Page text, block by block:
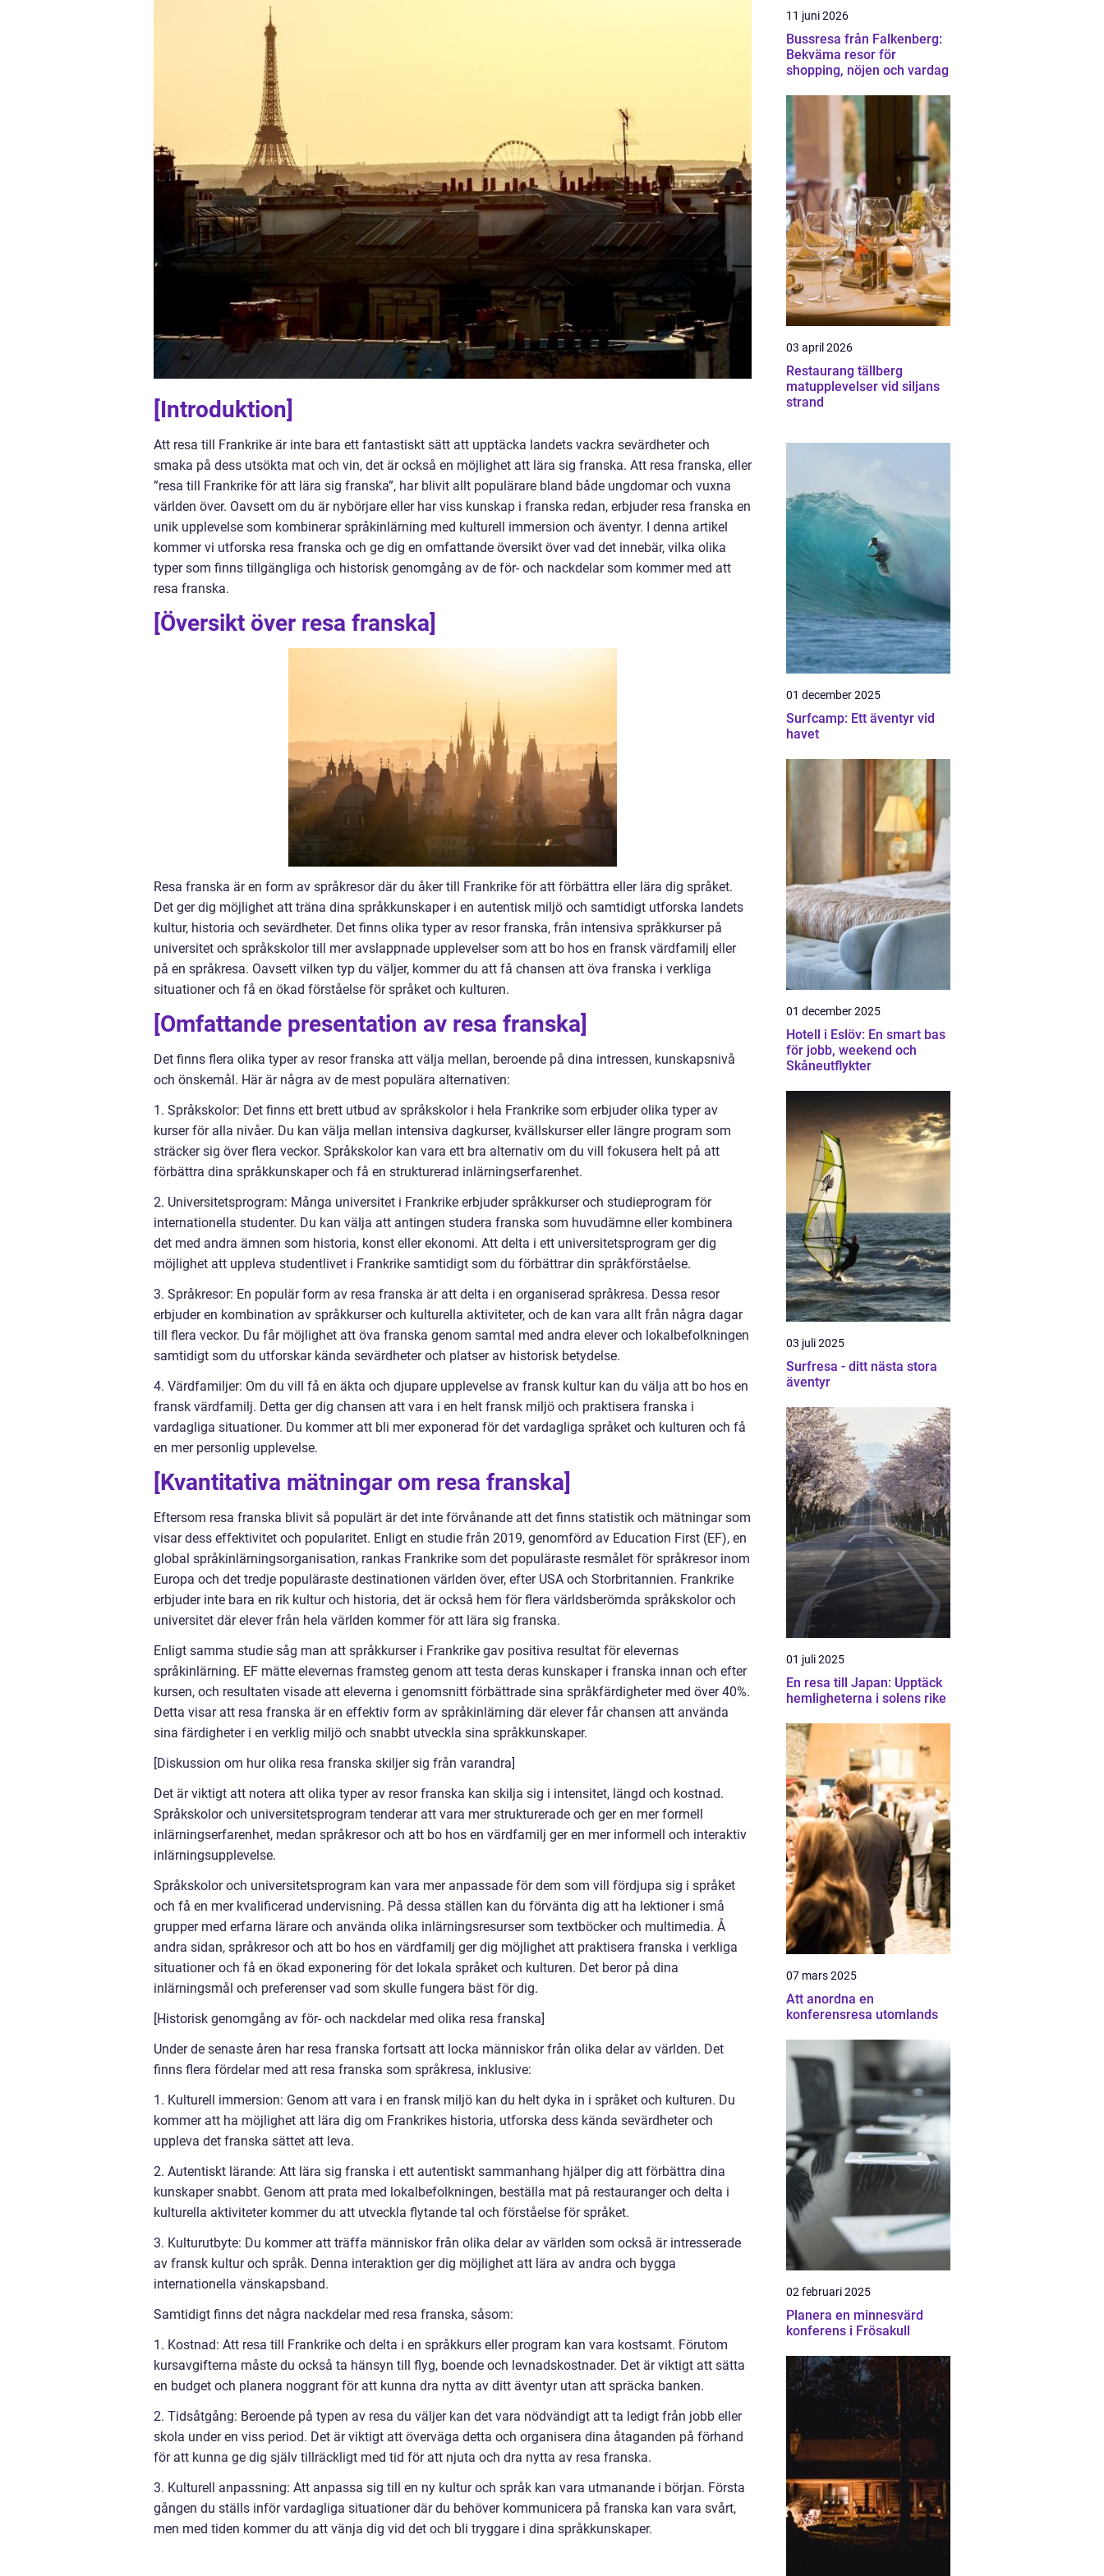
[Introduktion]
Att resa till Frankrike är inte bara ett fantastiskt sätt att upptäcka landets vackra sevärdheter och
smaka på dess utsökta mat och vin, det är också en möjlighet att lära sig franska. Att resa franska, eller
”resa till Frankrike för att lära sig franska”, har blivit allt populärare bland både ungdomar och vuxna
världen över. Oavsett om du är nybörjare eller har viss kunskap i franska redan, erbjuder resa franska en
unik upplevelse som kombinerar språkinlärning med kulturell immersion och äventyr. I denna artikel
kommer vi utforska resa franska och ge dig en omfattande översikt över vad det innebär, vilka olika
typer som finns tillgängliga och historisk genomgång av de för- och nackdelar som kommer med att
resa franska.
[Översikt över resa franska]
Resa franska är en form av språkresor där du åker till Frankrike för att förbättra eller lära dig språket.
Det ger dig möjlighet att träna dina språkkunskaper i en autentisk miljö och samtidigt utforska landets
kultur, historia och sevärdheter. Det finns olika typer av resor franska, från intensiva språkkurser på
universitet och språkskolor till mer avslappnade upplevelser som att bo hos en fransk värdfamilj eller
på en språkresa. Oavsett vilken typ du väljer, kommer du att få chansen att öva franska i verkliga
situationer och få en ökad förståelse för språket och kulturen.
[Omfattande presentation av resa franska]
Det finns flera olika typer av resor franska att välja mellan, beroende på dina intressen, kunskapsnivå
och önskemål. Här är några av de mest populära alternativen:
1. Språkskolor: Det finns ett brett utbud av språkskolor i hela Frankrike som erbjuder olika typer av
kurser för alla nivåer. Du kan välja mellan intensiva dagkurser, kvällskurser eller längre program som
sträcker sig över flera veckor. Språkskolor kan vara ett bra alternativ om du vill fokusera helt på att
förbättra dina språkkunskaper och få en strukturerad inlärningserfarenhet.
2. Universitetsprogram: Många universitet i Frankrike erbjuder språkkurser och studieprogram för
internationella studenter. Du kan välja att antingen studera franska som huvudämne eller kombinera
det med andra ämnen som historia, konst eller ekonomi. Att delta i ett universitetsprogram ger dig
möjlighet att uppleva studentlivet i Frankrike samtidigt som du förbättrar din språkförståelse.
3. Språkresor: En populär form av resa franska är att delta i en organiserad språkresa. Dessa resor
erbjuder en kombination av språkkurser och kulturella aktiviteter, och de kan vara allt från några dagar
till flera veckor. Du får möjlighet att öva franska genom samtal med andra elever och lokalbefolkningen
samtidigt som du utforskar kända sevärdheter och platser av historisk betydelse.
4. Värdfamiljer: Om du vill få en äkta och djupare upplevelse av fransk kultur kan du välja att bo hos en
fransk värdfamilj. Detta ger dig chansen att vara i en helt fransk miljö och praktisera franska i
vardagliga situationer. Du kommer att bli mer exponerad för det vardagliga språket och kulturen och få
en mer personlig upplevelse.
[Kvantitativa mätningar om resa franska]
Eftersom resa franska blivit så populärt är det inte förvånande att det finns statistik och mätningar som
visar dess effektivitet och popularitet. Enligt en studie från 2019, genomförd av Education First (EF), en
global språkinlärningsorganisation, rankas Frankrike som det populäraste resmålet för språkresor inom
Europa och det tredje populäraste destinationen världen över, efter USA och Storbritannien. Frankrike
erbjuder inte bara en rik kultur och historia, det är också hem för flera världsberömda språkskolor och
universitet där elever från hela världen kommer för att lära sig franska.
Enligt samma studie såg man att språkkurser i Frankrike gav positiva resultat för elevernas
språkinlärning. EF mätte elevernas framsteg genom att testa deras kunskaper i franska innan och efter
kursen, och resultaten visade att eleverna i genomsnitt förbättrade sina språkfärdigheter med över 40%.
Detta visar att resa franska är en effektiv form av språkinlärning där elever får chansen att använda
sina färdigheter i en verklig miljö och snabbt utveckla sina språkkunskaper.
[Diskussion om hur olika resa franska skiljer sig från varandra]
Det är viktigt att notera att olika typer av resor franska kan skilja sig i intensitet, längd och kostnad.
Språkskolor och universitetsprogram tenderar att vara mer strukturerade och ger en mer formell
inlärningserfarenhet, medan språkresor och att bo hos en värdfamilj ger en mer informell och interaktiv
inlärningsupplevelse.
Språkskolor och universitetsprogram kan vara mer anpassade för dem som vill fördjupa sig i språket
och få en mer kvalificerad undervisning. På dessa ställen kan du förvänta dig att ha lektioner i små
grupper med erfarna lärare och använda olika inlärningsresurser som textböcker och multimedia. Å
andra sidan, språkresor och att bo hos en värdfamilj ger dig möjlighet att praktisera franska i verkliga
situationer och få en ökad exponering för det lokala språket och kulturen. Det beror på dina
inlärningsmål och preferenser vad som skulle fungera bäst för dig.
[Historisk genomgång av för- och nackdelar med olika resa franska]
Under de senaste åren har resa franska fortsatt att locka människor från olika delar av världen. Det
finns flera fördelar med att resa franska som språkresa, inklusive:
1. Kulturell immersion: Genom att vara i en fransk miljö kan du helt dyka in i språket och kulturen. Du
kommer att ha möjlighet att lära dig om Frankrikes historia, utforska dess kända sevärdheter och
uppleva det franska sättet att leva.
2. Autentiskt lärande: Att lära sig franska i ett autentiskt sammanhang hjälper dig att förbättra dina
kunskaper snabbt. Genom att prata med lokalbefolkningen, beställa mat på restauranger och delta i
kulturella aktiviteter kommer du att utveckla flytande tal och förståelse för språket.
3. Kulturutbyte: Du kommer att träffa människor från olika delar av världen som också är intresserade
av fransk kultur och språk. Denna interaktion ger dig möjlighet att lära av andra och bygga
internationella vänskapsband.
Samtidigt finns det några nackdelar med resa franska, såsom:
1. Kostnad: Att resa till Frankrike och delta i en språkkurs eller program kan vara kostsamt. Förutom
kursavgifterna måste du också ta hänsyn till flyg, boende och levnadskostnader. Det är viktigt att sätta
en budget och planera noggrant för att kunna dra nytta av ditt äventyr utan att spräcka banken.
2. Tidsåtgång: Beroende på typen av resa du väljer kan det vara nödvändigt att ta ledigt från jobb eller
skola under en viss period. Det är viktigt att överväga detta och organisera dina åtaganden på förhand
för att kunna ge dig själv tillräckligt med tid för att njuta och dra nytta av resa franska.
3. Kulturell anpassning: Att anpassa sig till en ny kultur och språk kan vara utmanande i början. Första
gången du ställs inför vardagliga situationer där du behöver kommunicera på franska kan vara svårt,
men med tiden kommer du att vänja dig vid det och bli tryggare i dina språkkunskaper.
11 juni 2026
Bussresa från Falkenberg:
Bekväma resor för
shopping, nöjen och vardag
03 april 2026
Restaurang tällberg
matupplevelser vid siljans
strand
01 december 2025
Surfcamp: Ett äventyr vid
havet
01 december 2025
Hotell i Eslöv: En smart bas
för jobb, weekend och
Skåneutflykter
03 juli 2025
Surfresa - ditt nästa stora
äventyr
01 juli 2025
En resa till Japan: Upptäck
hemligheterna i solens rike
07 mars 2025
Att anordna en
konferensresa utomlands
02 februari 2025
Planera en minnesvärd
konferens i Frösakull